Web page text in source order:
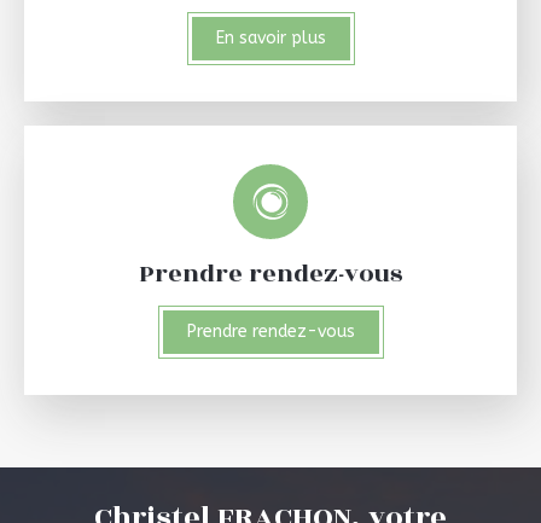
En savoir plus
Prendre rendez-vous
Prendre rendez-vous